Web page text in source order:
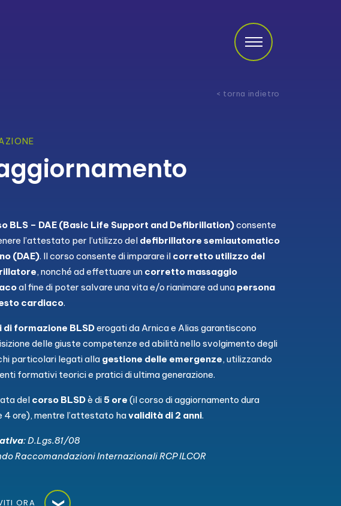
< torna indietro
BLS – DAE (Basic Life Support and Defibrillation)consente
l’attestato per l’utilizzo del defibrillatore semiautomatico
(DAE). Il corso consente di imparare il corretto utilizzo del
, nonché ad effettuare un corretto massaggio
al fine di poter salvare una vita e/o rianimare ad una persona
cardiaco.
di formazione BLSDerogati da Arnica e Alias garantiscono
delle giuste competenze ed abilità nello svolgimento degli
particolari legati alla gestione delle emergenze, utilizzando
formativi teorici e pratici di ultima generazione.
del corso BLSDè di 5 ore (il corso di aggiornamento dura
4 ore), mentre l’attestato havalidità di 2 anni.
: D.Lgs.81/08
Raccomandazioni Internazionali RCP ILCOR
ORA